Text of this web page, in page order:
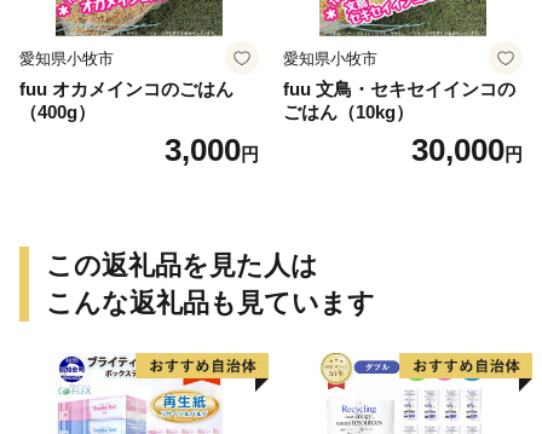
愛知県小牧市
fuu オカメインコのごはん
（400g）
3,000円
愛知県小牧市
fuu 文鳥・セキセイインコの
ごはん（10kg）
30,000円
この返礼品を見た人は
こんな返礼品も見ています